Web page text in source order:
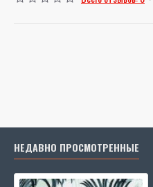
НЕДАВНО ПРОСМОТРЕННЫЕ